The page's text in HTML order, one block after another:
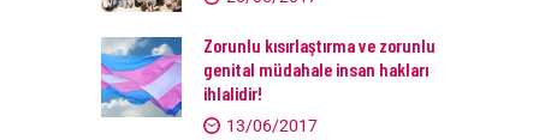
Zorunlu kısırlaştırma ve zorunlu
genital müdahale insan hakları
ihlalidir!
13/06/2017